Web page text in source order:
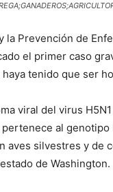
la Prevención de
el primer caso
tenido que ser
viral del virus
al genotipo
aves silvestres y de
de Washington.